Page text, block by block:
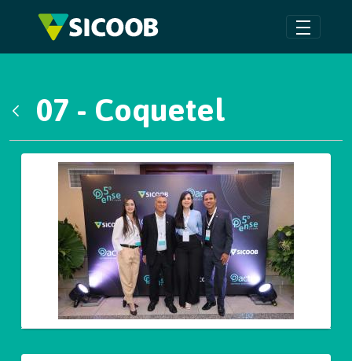
Pular para o Conteúdo principal
07 - Coquetel
Galeria de Mídias